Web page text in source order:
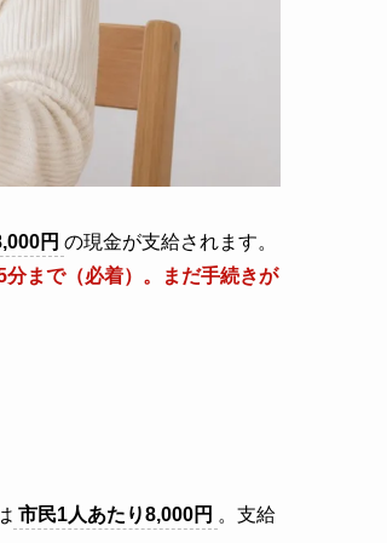
円 の現金が支給されます。
まで（必着）。まだ手続きが
市民1人あたり8,000円 。支給